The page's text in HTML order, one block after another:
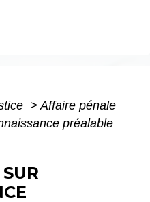
> Affaire pénale
préalable